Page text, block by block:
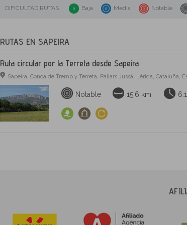
DIFICULTAD RUTAS Baja Media Notable
RUTAS EN SAPEIRA
Ruta circular por la Terreta desde Sapeira
Sapeira, Conca de Tremp y Terreta, Pallars Jussá, Lérida, Cataluña,
Notable 15,6 km